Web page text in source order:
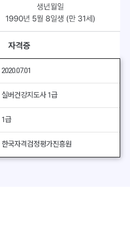
2020.07.01
실버건강지도사 1급
1급
한국자격검정평가진흥원